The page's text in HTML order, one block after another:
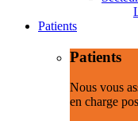
Patients
Patients
Nous vous
en charge